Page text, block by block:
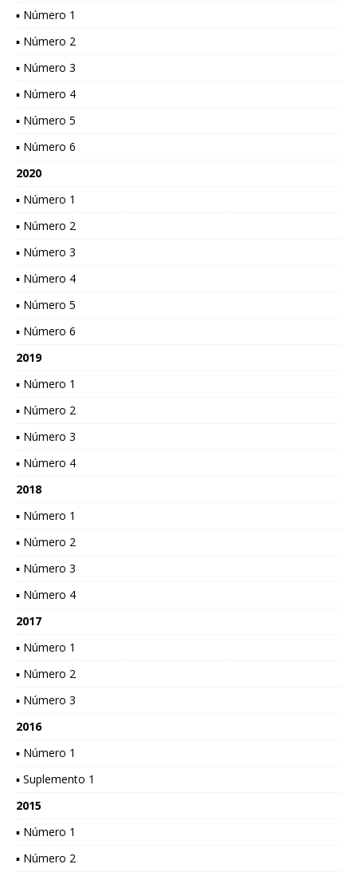
▪ Número 1
▪ Número 2
▪ Número 3
▪ Número 4
▪ Número 5
▪ Número 6
2020
▪ Número 1
▪ Número 2
▪ Número 3
▪ Número 4
▪ Número 5
▪ Número 6
2019
▪ Número 1
▪ Número 2
▪ Número 3
▪ Número 4
2018
▪ Número 1
▪ Número 2
▪ Número 3
▪ Número 4
2017
▪ Número 1
▪ Número 2
▪ Número 3
2016
▪ Número 1
▪ Suplemento 1
2015
▪ Número 1
▪ Número 2